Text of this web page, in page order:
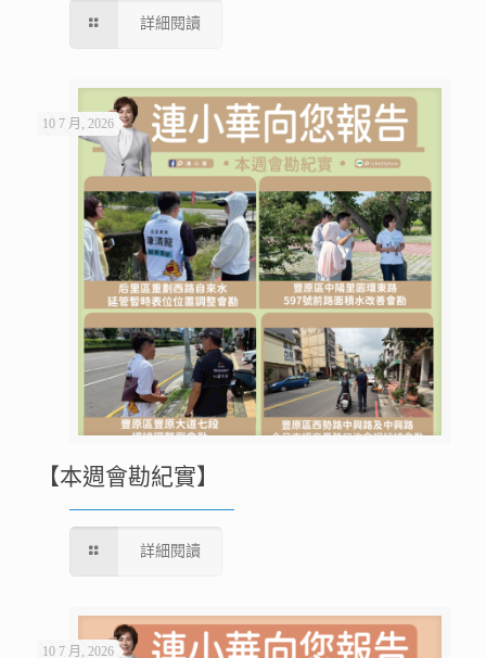
詳細閱讀
10 7 月, 2026
【本週會勘紀實】
詳細閱讀
10 7 月, 2026